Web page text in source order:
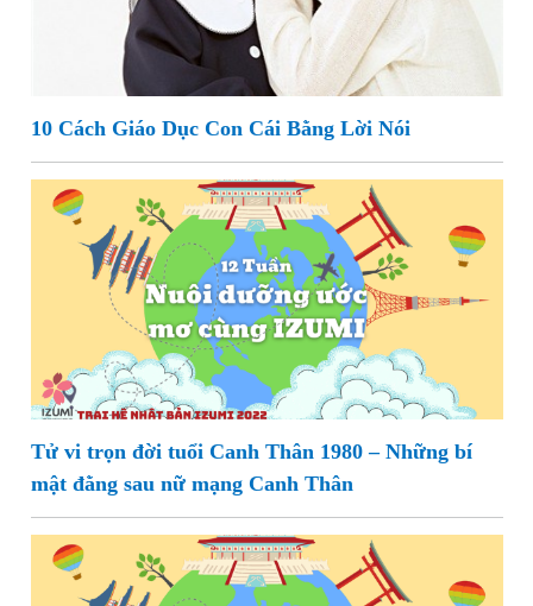
10 Cách Giáo Dục Con Cái Bằng Lời Nói
Tử vi trọn đời tuổi Canh Thân 1980 – Những bí
mật đằng sau nữ mạng Canh Thân